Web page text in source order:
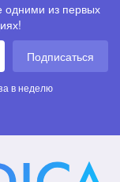
одними из первых
Подписаться
в неделю